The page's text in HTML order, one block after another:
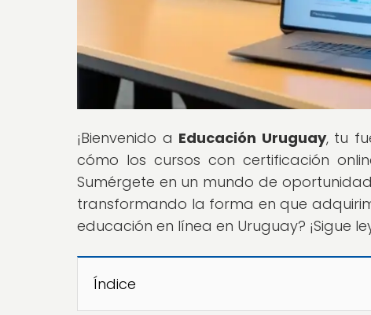
¡Bienvenido a Educación Uruguay, tu
cómo los cursos con certificación
Sumérgete en un mundo de
transformando la forma en que
educación en línea en Uruguay? ¡Sigue
Índice